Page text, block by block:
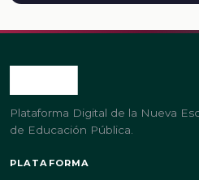
Plataforma Digital de la Nueva
de Educación Pública.
PLATAFORMA